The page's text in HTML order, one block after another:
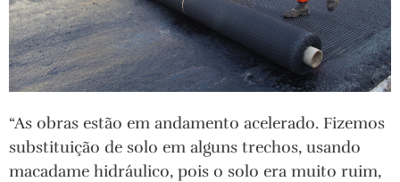
“As obras estão em andamento acelerado. Fizemos
substituição de solo em alguns trechos, usando
macadame hidráulico, pois o solo era muito ruim,